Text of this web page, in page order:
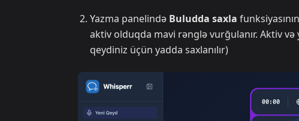
Yazma panelində Buludda saxla
aktiv olduqda mavi rənglə vurğulanır. Aktiv
qeydiniz üçün yadda saxlanılır)